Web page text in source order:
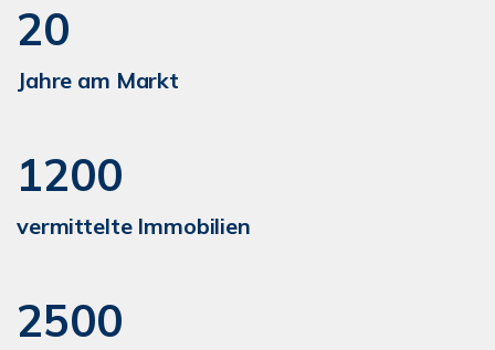
20
Jahre am Markt
1200
vermittelte Immobilien
2500